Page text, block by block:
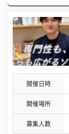
開催日時
開催場所
募集人数